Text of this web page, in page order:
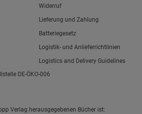
Widerruf
Lieferung und Zahlung
Batteriegesetz
Logistik- und Anlieferrichtlinien
Logistics and Delivery Guidelines
DE-ÖKO-006
Verlag herausgegebenen Bücher ist: